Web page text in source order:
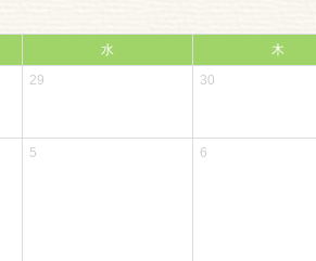
水 木
29 30
5 6